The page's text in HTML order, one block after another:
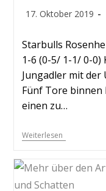
17. Oktober 2019
Starbulls
1-6 (0-5/ 1-1/ 0-0)
Jungadler mit der
Fünf Tore binnen
einen zu…
Weiterlesen